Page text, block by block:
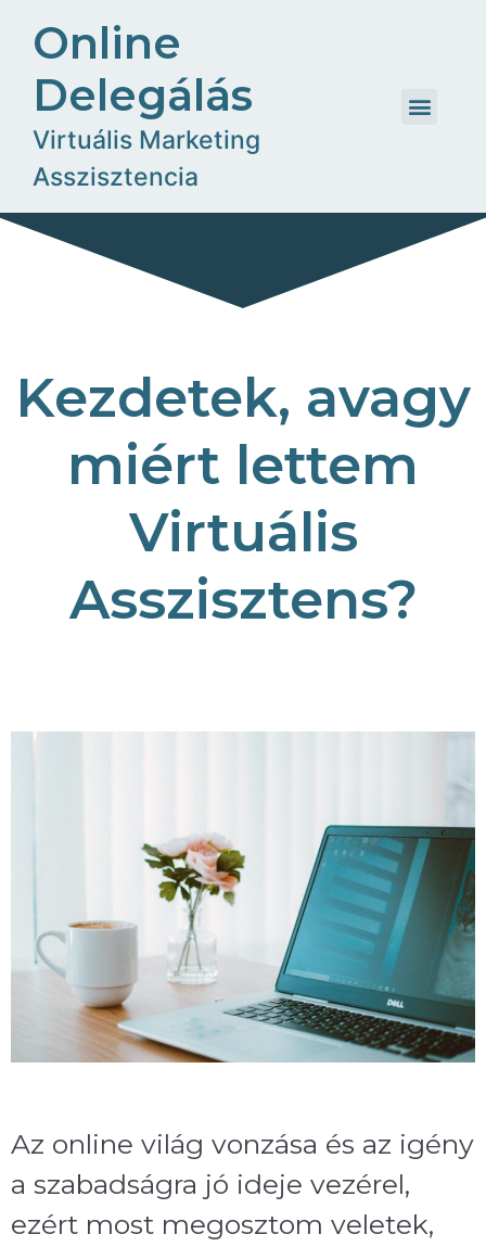
Online
Delegálás
Virtuális Marketing
Asszisztencia
Kezdetek, avagy
miért lettem
Virtuális
Asszisztens?
Az online világ vonzása és az igény
a szabadságra jó ideje vezérel,
ezért most megosztom veletek,